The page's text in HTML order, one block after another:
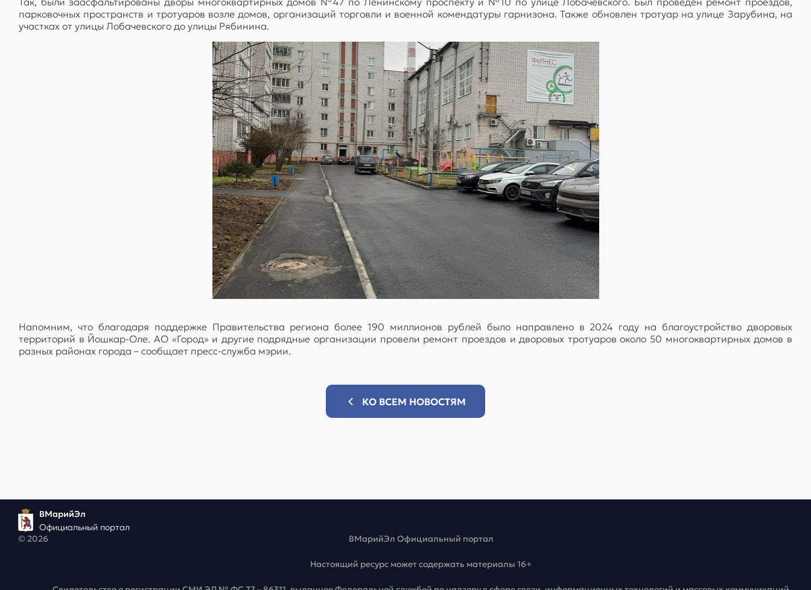
парковочных пространств и тротуаров возле домов, организаций торговли и военной комендатуры гарнизона. Также обновлен тротуар на улице Зарубина, на
участках от улицы Лобачевского до улицы Рябинина.
Напомним, что благодаря поддержке Правительства региона более 190 миллионов рублей было направлено в 2024 году на благоустройство дворовых
территорий в Йошкар-Оле. АО «Город» и другие подрядные организации провели ремонт проездов и дворовых тротуаров около 50 многоквартирных домов в
разных районах города – сообщает пресс-служба мэрии.
КО ВСЕМ НОВОСТЯМ
ВМарийЭл
Официальный портал
© 2026
ВМарийЭл Официальный портал
Настоящий ресурс может содержать материалы 16+